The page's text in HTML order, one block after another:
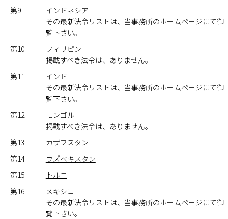
第9
インドネシア
その最新法令リストは、当事務所のホームページにて御
覧下さい。
第10
フィリピン
掲載すべき法令は、ありません。
第11
インド
その最新法令リストは、当事務所のホームページにて御
覧下さい。
第12
モンゴル
掲載すべき法令は、ありません。
第13
カザフスタン
第14
ウズベキスタン
第15
トルコ
第16
メキシコ
その最新法令リストは、当事務所のホームページにて御
覧下さい。